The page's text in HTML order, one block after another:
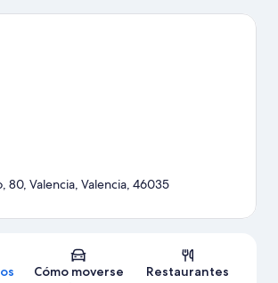
calendario de Estadio de Mestalla. Intenta
Mapa
80, Valencia, Valencia, 46035
Cómo moverse
Restaurantes